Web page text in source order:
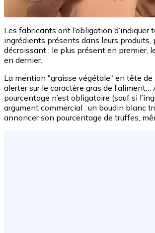
Les fabricants ont l’obligation d’indiquer
ingrédients présents dans leurs produits,
décroissant : le plus présent en premier,
en dernier.
La mention "graisse végétale" en tête
alerter sur le caractère gras de l’aliment…
pourcentage n’est obligatoire (sauf si
argument commercial : un boudin blanc
annoncer son pourcentage de truffes,